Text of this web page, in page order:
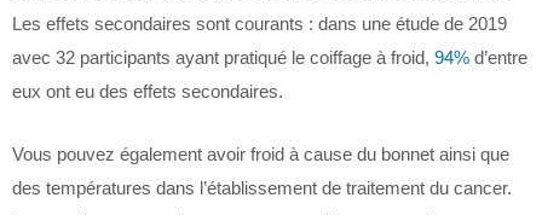
Les effets secondaires sont courants : dans une étude de 2019
avec 32 participants ayant pratiqué le coiffage à froid, 94% d’entre
eux ont eu des effets secondaires.
Vous pouvez également avoir froid à cause du bonnet ainsi que
des températures dans l’établissement de traitement du cancer.